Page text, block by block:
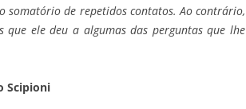
somatório de repetidos contatos. Ao contrário,
que ele deu a algumas das perguntas que lhe
Scipioni